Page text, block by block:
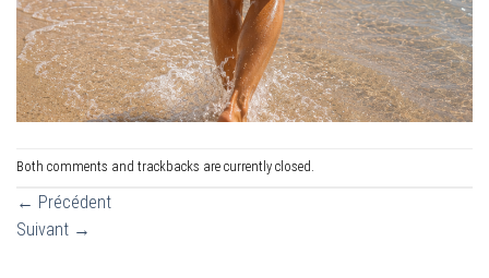
Both comments and trackbacks are currently closed.
← Précédent
Suivant →